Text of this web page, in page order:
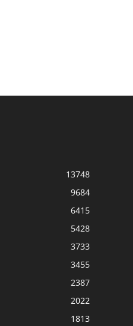
13748
9684
6415
5428
3733
3455
2387
2022
1813